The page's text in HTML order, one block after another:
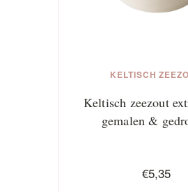
KELTISCH
Keltisch zeezout
gemalen &
€5,35